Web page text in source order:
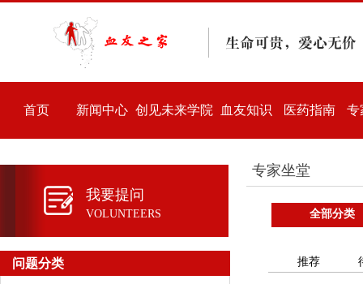
首页 新闻中心 创见未来学院 血友知识 医药指南 专
我要提问
VOLUNTEERS
问题分类
专家坐堂
全部分类
推荐